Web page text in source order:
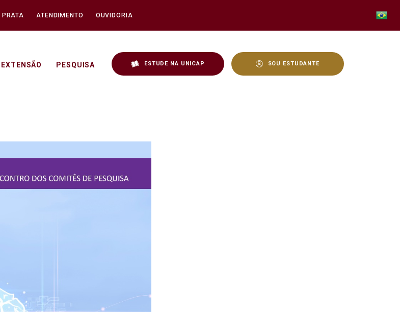
PRATA ATENDIMENTO OUVIDORIA
EXTENSÃO PESQUISA ESTUDE NA UNICAP SOU ESTUDANTE
Inaugural de 2023.2 - Unicap